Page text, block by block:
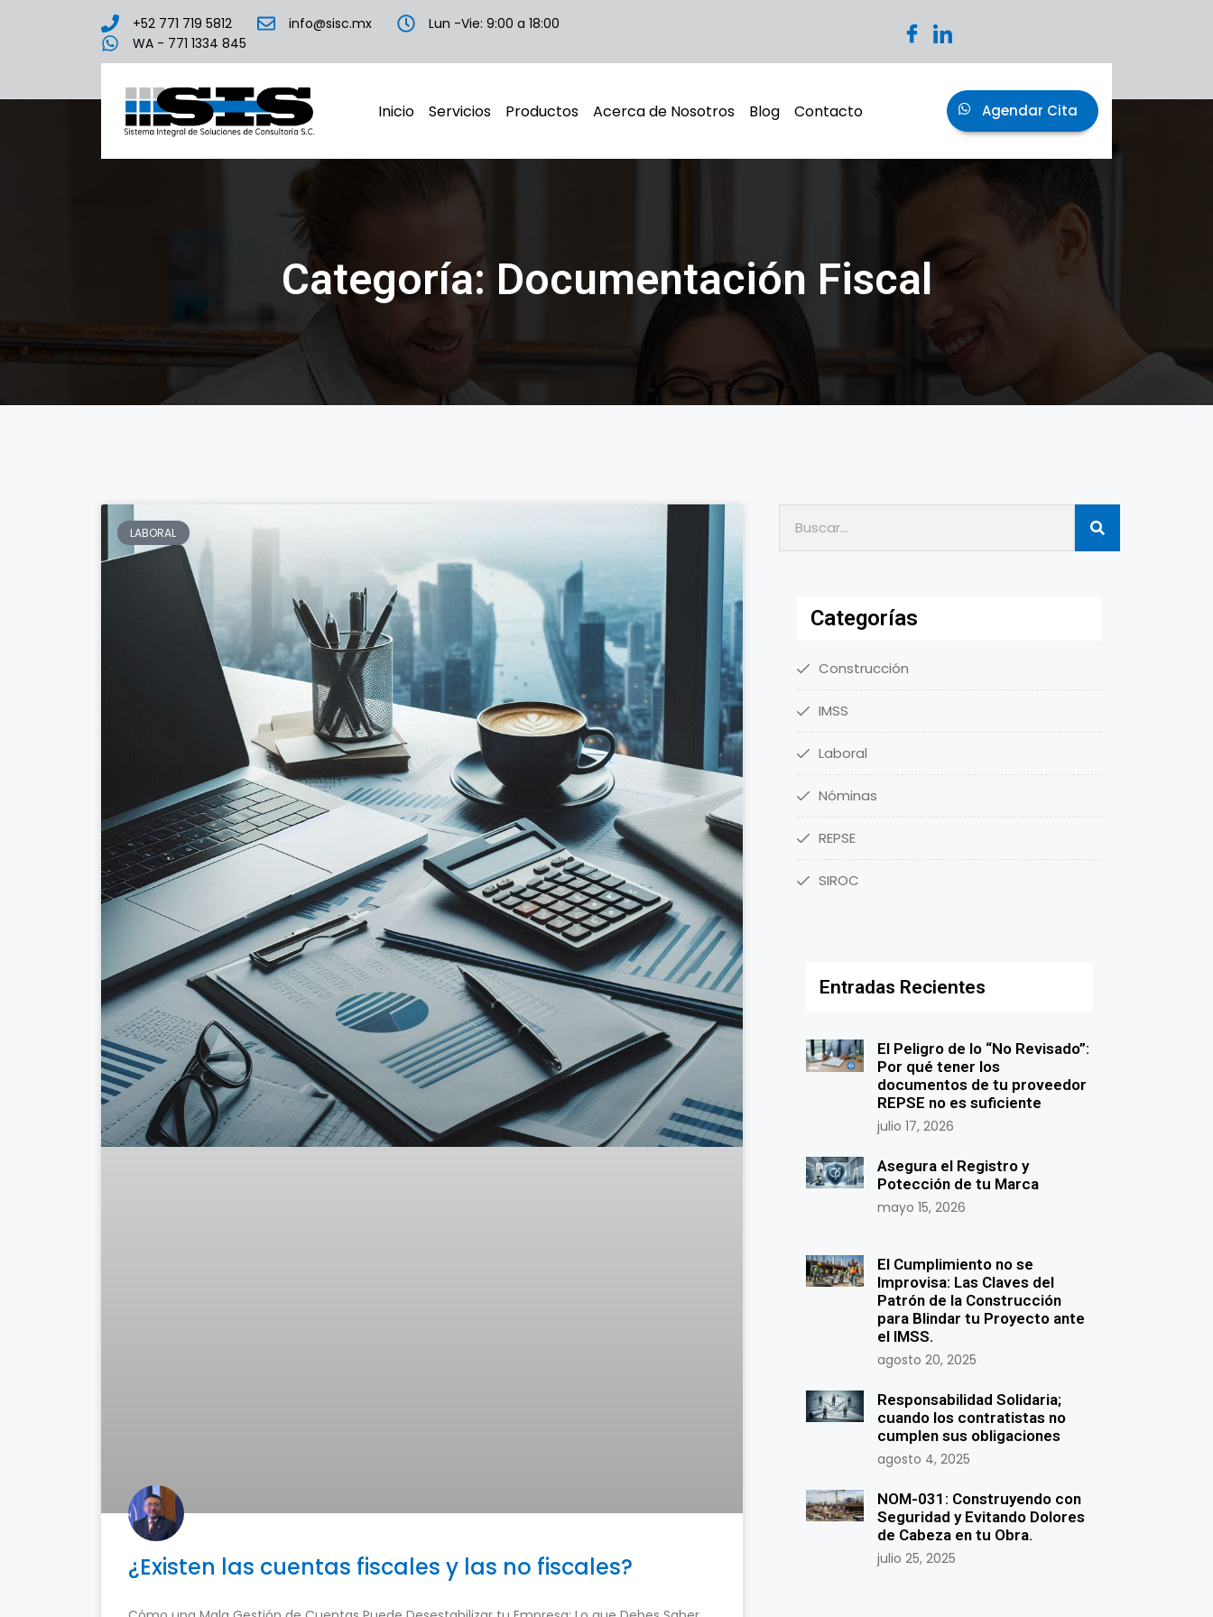
+52 771 719 5812 info@sisc.mx
Lun -Vie: 9:00 a 18:00
WA - 771 1334 845
Inicio Servicios Productos Acerca de Nosotros Blog Contacto Agendar Cita
Categoría: Documentación Fiscal
LABORAL
¿Existen las cuentas fiscales y las no fiscales?
Categorías
Construcción
IMSS
Laboral
Nóminas
REPSE
SIROC
Entradas Recientes
El Peligro de lo “No Revisado”:
Por qué tener los
documentos de tu proveedor
REPSE no es suficiente
julio 17, 2026
Asegura el Registro y
Potección de tu Marca
mayo 15, 2026
El Cumplimiento no se
Improvisa: Las Claves del
Patrón de la Construcción
para Blindar tu Proyecto ante
el IMSS.
agosto 20, 2025
Responsabilidad Solidaria;
cuando los contratistas no
cumplen sus obligaciones
agosto 4, 2025
NOM-031: Construyendo con
Seguridad y Evitando Dolores
de Cabeza en tu Obra.
julio 25, 2025